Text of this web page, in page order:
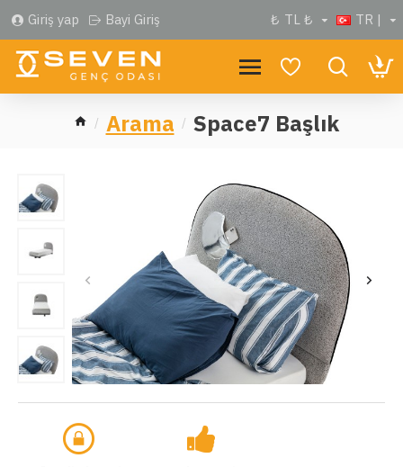
Giriş yap Bayi Giriş ₺ TL ₺ TR |
Arama Space7 Başlık